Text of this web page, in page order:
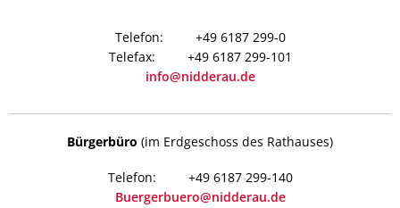
+49 6187 299-0
+49 6187 299-101
info@nidderau.de
Bürgerbüro (im Erdgeschoss des Rathauses)
+49 6187 299-140
Buergerbuero@nidderau.de